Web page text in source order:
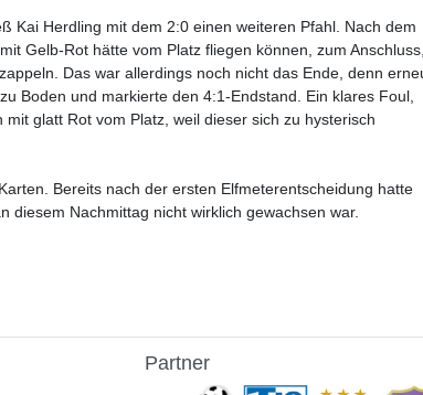
Kai Herdling mit dem 2:0 einen weiteren Pfahl. Nach dem
Gelb-Rot hätte vom Platz fliegen können, zum Anschluss,
Das war allerdings noch nicht das Ende, denn
Boden und markierte den 4:1-Endstand. Ein klares Foul,
glatt Rot vom Platz, weil dieser sich zu hysterisch
Bereits nach der ersten Elfmeterentscheidung hatte
diesem Nachmittag nicht wirklich gewachsen war.
Partner